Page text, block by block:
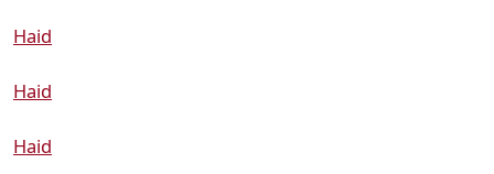
Haid
Haid
Haid